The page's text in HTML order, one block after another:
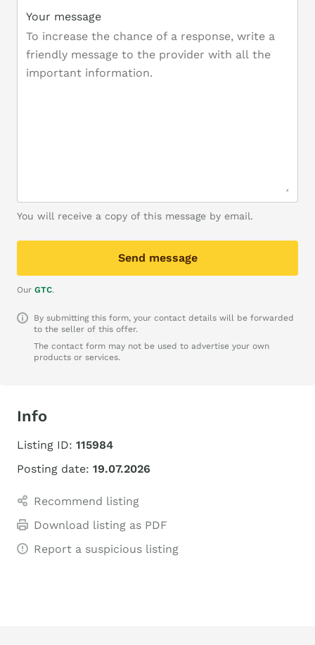
Your message
You will receive a copy of this message by email.
Send message
Our GTC.
By submitting this form, your contact details will be forwarded
to the seller of this offer.
The contact form may not be used to advertise your own
products or services.
Info
Listing ID: 115984
Posting date: 19.07.2026
Recommend listing
Download listing as PDF
Report a suspicious listing